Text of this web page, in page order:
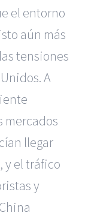
el entorno
aún más
tensiones
A
mercados
llegar
y el tráfico
y